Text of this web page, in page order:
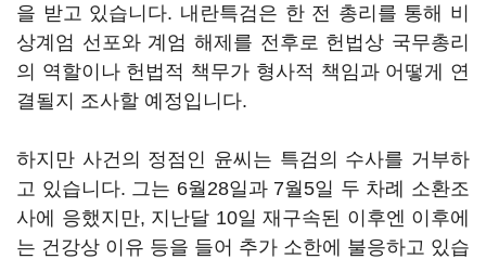
을 받고 있습니다. 내란특검은 한 전 총리를 통해 비
상계엄 선포와 계엄 해제를 전후로 헌법상 국무총리
의 역할이나 헌법적 책무가 형사적 책임과 어떻게 연
결될지 조사할 예정입니다.
하지만 사건의 정점인 윤씨는 특검의 수사를 거부하
고 있습니다. 그는 6월28일과 7월5일 두 차례 소환조
사에 응했지만, 지난달 10일 재구속된 이후엔 이후에
는 건강상 이유 등을 들어 추가 소한에 불응하고 있습